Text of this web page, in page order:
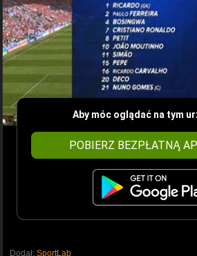
Aby móc oglądać na tym
POBIERZ BEZPŁATNĄ
Dodał: SportLab